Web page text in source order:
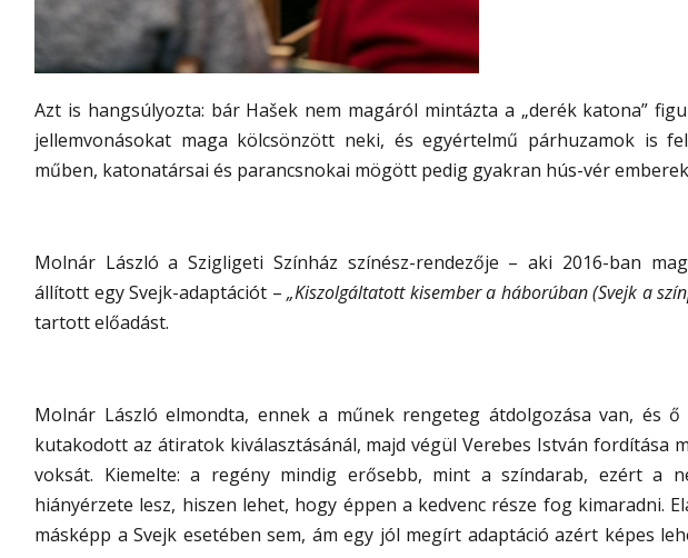
Azt is hangsúlyozta: bár Hašek nem magáról mintázta a „derék katona”
jellemvonásokat maga kölcsönzött neki, és egyértelmű párhuzamok is
műben, katonatársai és parancsnokai mögött pedig gyakran hús-vér
Molnár László a Szigligeti Színház színész-rendezője – aki 2016-ban
állított egy Svejk-adaptációt –„Kiszolgáltatott kisember a háborúban (Svejk a
tartott előadást.
Molnár László elmondta, ennek a műnek rengeteg átdolgozása van, és
kutakodott az átiratok kiválasztásánál, majd végül Verebes István fordítása
voksát. Kiemelte: a regény mindig erősebb, mint a színdarab, ezért a
hiányérzete lesz, hiszen lehet, hogy éppen a kedvenc része fog kimaradni.
másképp a Svejk esetében sem, ám egy jól megírt adaptáció azért képes